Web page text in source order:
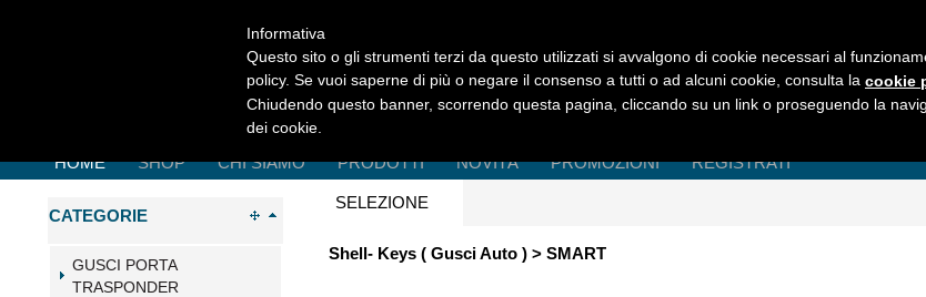
HOME SHOP CHI SIAMO PRODOTTI NOVITÀ PROMOZIONI REGISTRATI
CATEGORIE
GUSCI PORTA
TRASPONDER
SELEZIONE
Shell- Keys ( Gusci Auto ) > SMART
Informativa
Questo sito o gli strumenti terzi da questo utilizzati si avvalgono di cookie necessari al
policy. Se vuoi saperne di più o negare il consenso a tutti o ad alcuni cookie, consulta la cookie
Chiudendo questo banner, scorrendo questa pagina, cliccando su un link o proseguendo la
dei cookie.